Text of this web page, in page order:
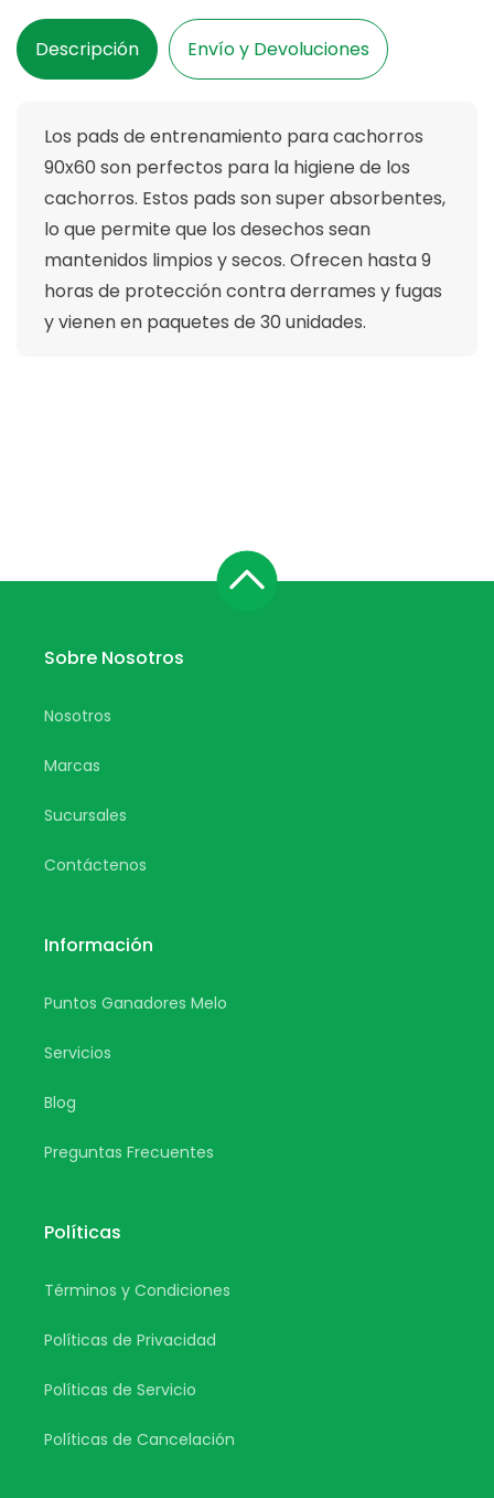
Uds
Uds
Descripción Envío y Devoluciones
Los pads de entrenamiento para cachorros
90x60 son perfectos para la higiene de los
cachorros. Estos pads son super absorbentes,
lo que permite que los desechos sean
mantenidos limpios y secos. Ofrecen hasta 9
horas de protección contra derrames y fugas
y vienen en paquetes de 30 unidades.
Sobre Nosotros
Nosotros
Marcas
Sucursales
Contáctenos
Información
Puntos Ganadores Melo
Servicios
Blog
Preguntas Frecuentes
Políticas
Términos y Condiciones
Políticas de Privacidad
Políticas de Servicio
Políticas de Cancelación